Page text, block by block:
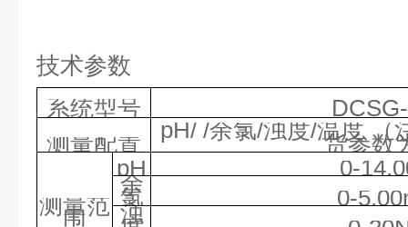
技术参数
系统型号
测量配置
pH/ /余氯/浊度/温度 （
货参数
测量范
围
pH 0-14
余
氯 0-5
浊